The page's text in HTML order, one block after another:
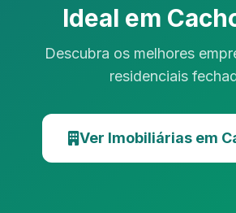
Ideal em
Descubra os melhores
residenciais
Ver Imobiliárias em